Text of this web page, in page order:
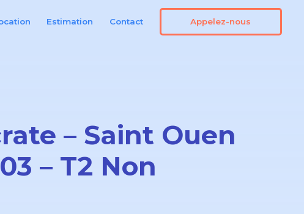
Estimation Contact Appelez-nous
– Saint Ouen
– T2 Non